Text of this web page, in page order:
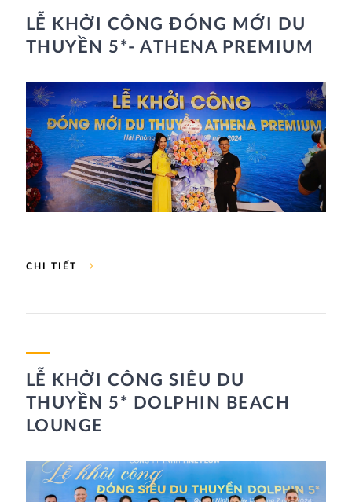
LỄ KHỞI CÔNG ĐÓNG MỚI DU
THUYỀN 5*- ATHENA PREMIUM
CHI TIẾT
LỄ KHỞI CÔNG SIÊU DU
THUYỀN 5* DOLPHIN BEACH
LOUNGE